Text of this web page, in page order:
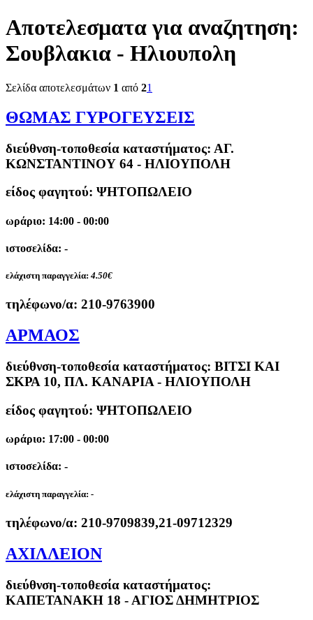
Αποτελεσματα για αναζητηση:
Σουβλακια - Ηλιουπολη
Σελίδα αποτελεσμάτων 1 από 21
ΘΩΜΑΣ ΓΥΡΟΓΕΥΣΕΙΣ
διεύθνση-τοποθεσία καταστήματος: ΑΓ.
ΚΩΝΣΤΑΝΤΙΝΟΥ 64 - ΗΛΙΟΥΠΟΛΗ
είδος φαγητού: ΨΗΤΟΠΩΛΕΙΟ
ωράριο: 14:00 - 00:00
ιστοσελίδα: -
ελάχιστη παραγγελία: 4.50€
τηλέφωνο/α: 210-9763900
ΑΡΜΑΟΣ
διεύθνση-τοποθεσία καταστήματος: ΒΙΤΣΙ ΚΑΙ
ΣΚΡΑ 10, ΠΛ. ΚΑΝΑΡΙΑ - ΗΛΙΟΥΠΟΛΗ
είδος φαγητού: ΨΗΤΟΠΩΛΕΙΟ
ωράριο: 17:00 - 00:00
ιστοσελίδα: -
ελάχιστη παραγγελία: -
τηλέφωνο/α: 210-9709839,21-09712329
ΑΧΙΛΛΕΙΟΝ
διεύθνση-τοποθεσία καταστήματος:
ΚΑΠΕΤΑΝΑΚΗ 18 - ΑΓΙΟΣ ΔΗΜΗΤΡΙΟΣ